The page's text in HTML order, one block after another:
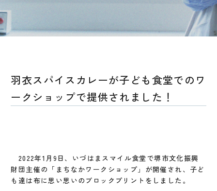
羽衣スパイスカレーが子ども食堂でのワ
ークショップで提供されました！
2022年1月9日、いづはまスマイル食堂で堺市文化振興
財団主催の「まちなかワークショップ」が開催され、子ど
も達は布に思い思いのブロックプリントをしました。